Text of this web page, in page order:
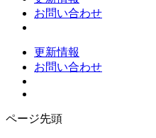
お問い合わせ
更新情報
お問い合わせ
ページ先頭